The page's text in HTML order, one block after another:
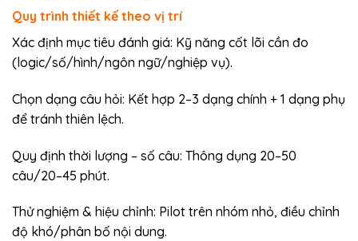
Quy trình thiết kế theo vị trí
Xác định mục tiêu đánh giá: Kỹ năng cốt lõi cần đo
(logic/số/hình/ngôn ngữ/nghiệp vụ).
Chọn dạng câu hỏi: Kết hợp 2–3 dạng chính + 1 dạng phụ
để tránh thiên lệch.
Quy định thời lượng – số câu: Thông dụng 20–50
câu/20–45 phút.
Thử nghiệm & hiệu chỉnh: Pilot trên nhóm nhỏ, điều chỉnh
độ khó/phân bố nội dung.